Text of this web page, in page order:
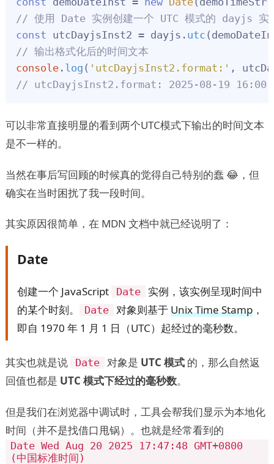
// 使用 Date 实例创建一个 UTC 模式的 dayjs 实
const utcDayjsInst2 = dayjs. utc
// 输出格式化后的时间文本
console. log ( 'utcDayjsInst2.format:' ,
// utcDayjsInst2.format: 2025-08-19
可以非常直接明显的看到两个UTC模式下输出的时间文本
是不一样的。
当然在事后写回顾的时候真的觉得自己特别的蠢 😂，但
确实在当时困扰了我一段时间。
其实原因很简单，在 MDN 文档中就已经说明了：
Date
创建一个 JavaScript Date
实例，该实例呈现时间中
的某个时刻。
Date 对象则基于Unix Time Stamp，
即自 1970 年 1 月 1 日（UTC）起经过的毫秒数。
其实也就是说 Date 对象是 UTC 模式的，那么自然返
回值也都是 UTC 模式下经过的毫秒数。
但是我们在浏览器中调试时，工具会帮我们显示为本地化
时间（并不是找借口甩锅）。也就是经常看到的
Date Wed Aug 20 2025 17:47:48 GMT+0800
(中国标准时间)